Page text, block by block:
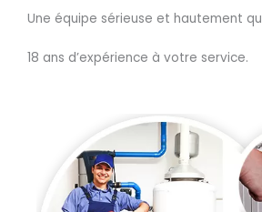
Une équipe sérieuse et hautement
18 ans d’expérience à votre service.